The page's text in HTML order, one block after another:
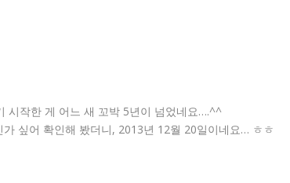
시작한 게 어느 새 꼬박 5년이 넘었네요….^^
싶어 확인해 봤더니, 2013년 12월 20일이네요… ㅎㅎ